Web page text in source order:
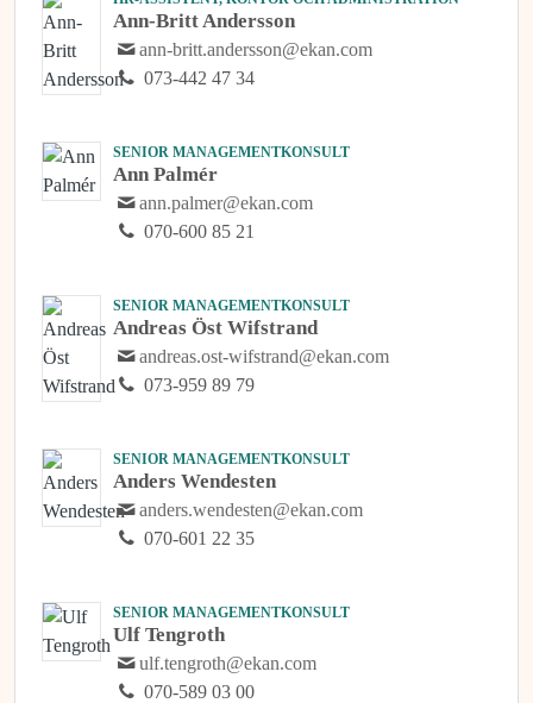
Ann-Britt Andersson
ann-britt.andersson@ekan.com
073-442 47 34
SENIOR MANAGEMENTKONSULT
Ann Palmér
ann.palmer@ekan.com
070-600 85 21
SENIOR MANAGEMENTKONSULT
Andreas Öst Wifstrand
andreas.ost-wifstrand@ekan.com
073-959 89 79
SENIOR MANAGEMENTKONSULT
Anders Wendesten
anders.wendesten@ekan.com
070-601 22 35
SENIOR MANAGEMENTKONSULT
Ulf Tengroth
ulf.tengroth@ekan.com
070-589 03 00